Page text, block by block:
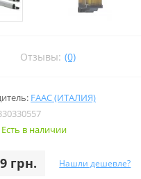
Отзывы: (0)
FAAC (ИТАЛИЯ)
Есть в наличии
грн. Нашли дешевле?